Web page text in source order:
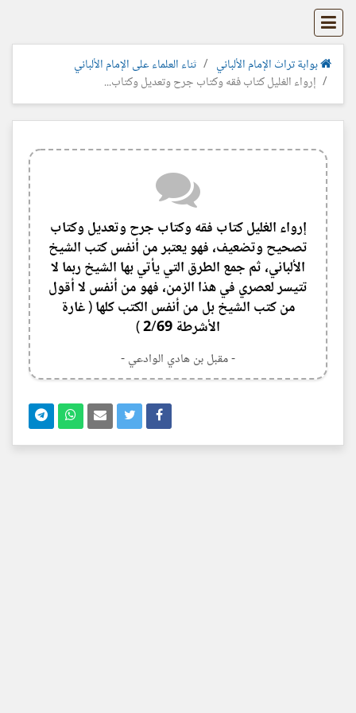
بوابة تراث الإمام الألباني
ثناء العلماء على الإمام الألباني
إرواء الغليل كتاب فقه وكتاب جرح وتعديل وكتاب...
إرواء الغليل كتاب فقه وكتاب جرح وتعديل وكتاب
تصحيح وتضعيف، فهو يعتبر من أنفس كتب الشيخ
الألباني، ثم جمع الطرق التي يأتي بها الشيخ ربما لا
تتيسر لعصري في هذا الزمن، فهو من أنفس لا أقول
من كتب الشيخ بل من أنفس الكتب كلها ( غارة
الأشرطة 2/69 )
- مقبل بن هادي الوادعي -